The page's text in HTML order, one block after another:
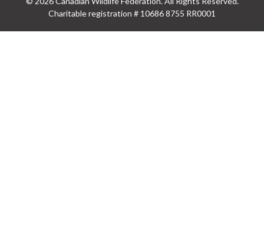
Charitable registration # 10686 8755 RR0001